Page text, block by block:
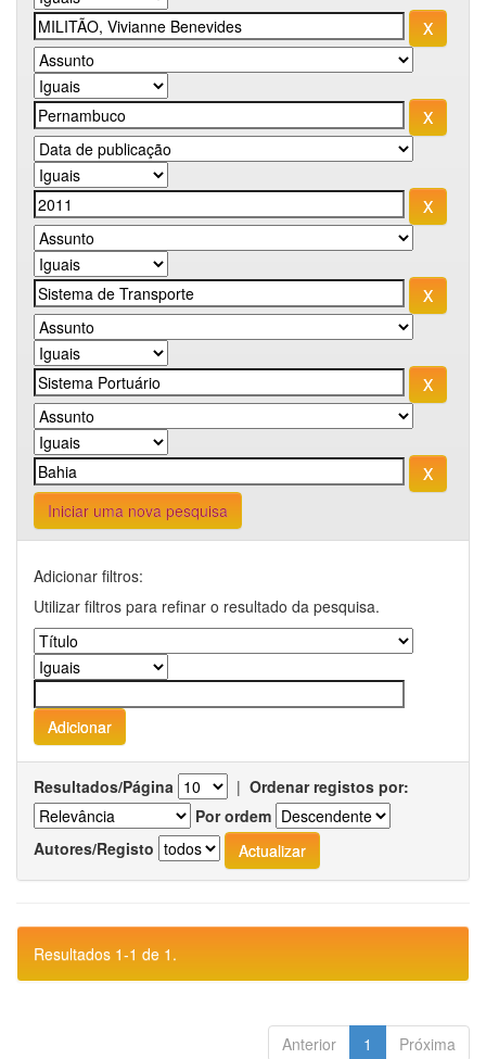
Iniciar uma nova pesquisa
Adicionar filtros:
Utilizar filtros para refinar o resultado da pesquisa.
Resultados/Página | Ordenar registos por:
Por ordem
Autores/Registo
Resultados 1-1 de 1.
Anterior 1 Próxima